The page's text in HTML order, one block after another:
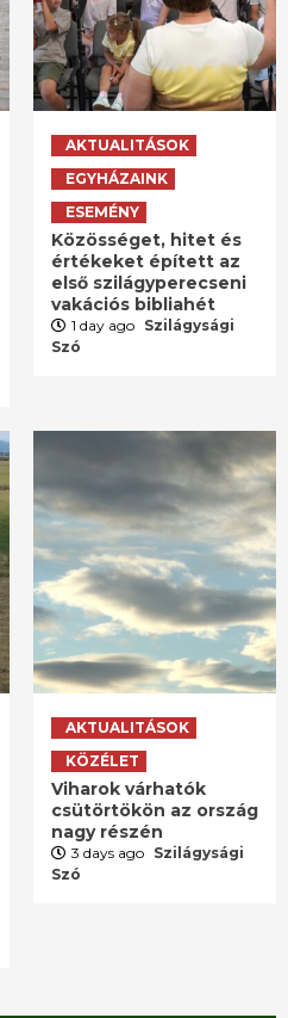
AKTUALITÁSOK
EGYHÁZAINK
ESEMÉNY
Közösséget, hitet és
értékeket épített az
első szilágyperecseni
vakációs bibliahét
1 day ago Szilágysági
Szó
AKTUALITÁSOK
KÖZÉLET
Viharok várhatók
csütörtökön az ország
nagy részén
3 days ago Szilágysági
Szó